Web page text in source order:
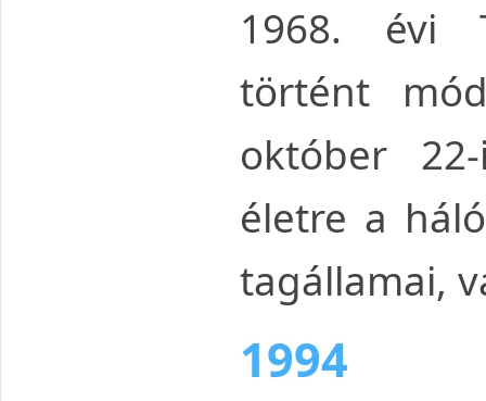
1968. évi
történt
október
életre a
tagállamai,
1994